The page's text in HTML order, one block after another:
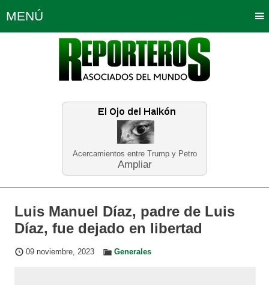
Acercamientos entre Trump y Petro
Ampliar
MENÚ
Política Opinión Bogotá
Planeta Tierra Deportes
Educación Neira
Luis Manuel Díaz, padre de Luis
Díaz, fue dejado en libertad
09 noviembre, 2023 Generales